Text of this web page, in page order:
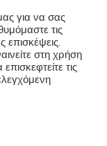
για να σας
τις
επισκέψεις.
στη χρήση
τις